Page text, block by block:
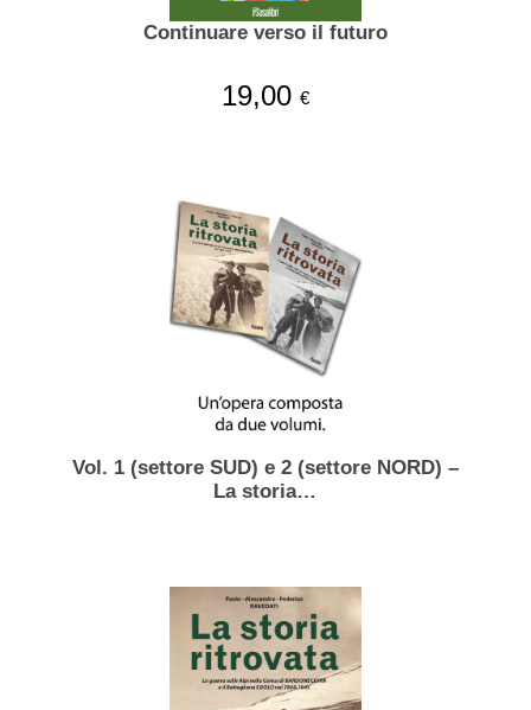
Continuare verso il futuro
19,00 €
Vol. 1 (settore SUD) e 2 (settore NORD) –
La storia…